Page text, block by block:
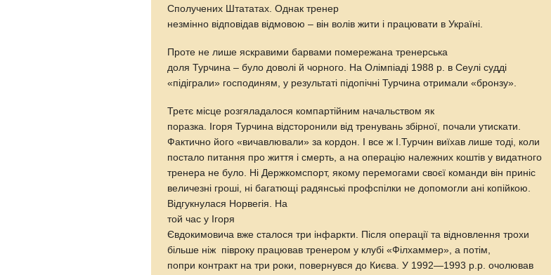
Сполучених Штататах. Однак тренер
незмінно відповідав відмовою – він волів жити і працювати в Україні.
Проте не лише яскравими барвами помережана тренерська
доля Турчина – було доволі й чорного. На Олімпіаді 1988 р. в Сеулі судді
«підіграли» господиням, у результаті підопічні Турчина отримали «бронзу».
Третє місце розгяладалося компартійним начальством як
поразка. Ігоря Турчина відсторонили від тренувань збірної, почали утискати.
Фактично його «вичавлювали» за кордон. І все ж І.Турчин виїхав лише тоді, коли
постало питання про життя і смерть, а на операцію належних коштів у видатного
тренера не було. Ні Держкомспорт, якому перемогами своєї команди він приніс
величезні гроші, ні багатющі радянські профспілки не допомогли ані копійкою.
Відгукнулася Норвегія. На
той час у Ігоря
Євдокимовича вже сталося три інфаркти. Після операції та відновлення трохи
більше ніж півроку працював тренером у клубі «Філхаммер», а потім,
попри контракт на три роки, повернувся до Києва. У 1992—1993 р.р. очолював